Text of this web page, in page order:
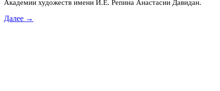
Академии художеств имени И.Е. Репина Анастасии Давидан.
Далее →